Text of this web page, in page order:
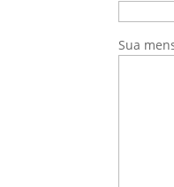
Sua